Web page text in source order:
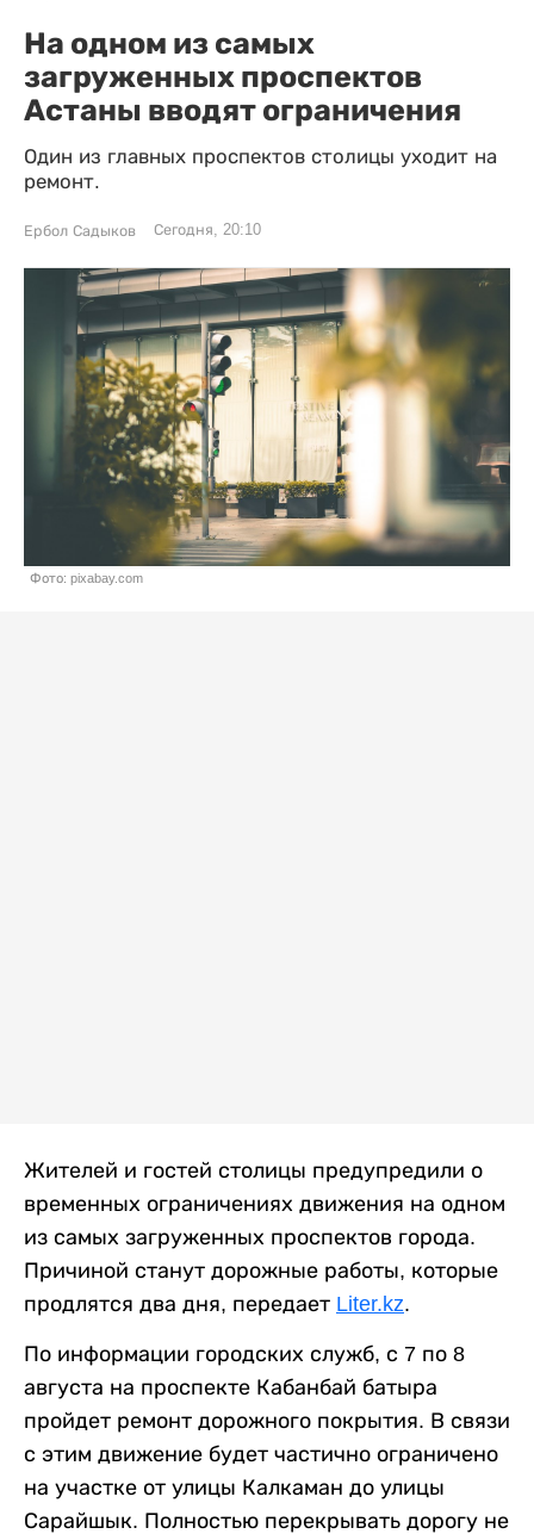
На одном из самых
загруженных проспектов
Астаны вводят ограничения
Один из главных проспектов столицы уходит на
ремонт.
Ербол Садыков Сегодня, 20:10
Фото: pixabay.com
Жителей и гостей столицы предупредили о
временных ограничениях движения на одном
из самых загруженных проспектов города.
Причиной станут дорожные работы, которые
продлятся два дня, передает Liter.kz.
По информации городских служб, с 7 по 8
августа на проспекте Кабанбай батыра
пройдет ремонт дорожного покрытия. В связи
с этим движение будет частично ограничено
на участке от улицы Калкаман до улицы
Сарайшык. Полностью перекрывать дорогу не